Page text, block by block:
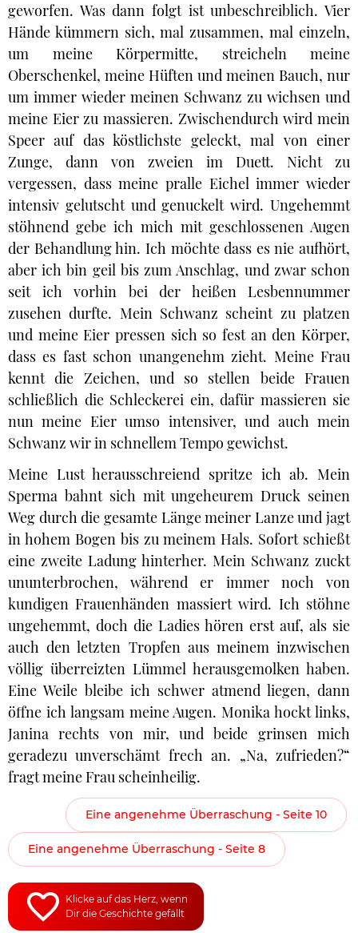
geworfen. Was dann folgt ist unbeschreiblich. Vier
Hände kümmern sich, mal zusammen, mal einzeln,
um meine Körpermitte, streicheln meine
Oberschenkel, meine Hüften und meinen Bauch, nur
um immer wieder meinen Schwanz zu wichsen und
meine Eier zu massieren. Zwischendurch wird mein
Speer auf das köstlichste geleckt, mal von einer
Zunge, dann von zweien im Duett. Nicht zu
vergessen, dass meine pralle Eichel immer wieder
intensiv gelutscht und genuckelt wird. Ungehemmt
stöhnend gebe ich mich mit geschlossenen Augen
der Behandlung hin. Ich möchte dass es nie aufhört,
aber ich bin geil bis zum Anschlag, und zwar schon
seit ich vorhin bei der heißen Lesbennummer
zusehen durfte. Mein Schwanz scheint zu platzen
und meine Eier pressen sich so fest an den Körper,
dass es fast schon unangenehm zieht. Meine Frau
kennt die Zeichen, und so stellen beide Frauen
schließlich die Schleckerei ein, dafür massieren sie
nun meine Eier umso intensiver, und auch mein
Schwanz wir in schnellem Tempo gewichst.
Meine Lust herausschreiend spritze ich ab. Mein
Sperma bahnt sich mit ungeheurem Druck seinen
Weg durch die gesamte Länge meiner Lanze und jagt
in hohem Bogen bis zu meinem Hals. Sofort schießt
eine zweite Ladung hinterher. Mein Schwanz zuckt
ununterbrochen, während er immer noch von
kundigen Frauenhänden massiert wird. Ich stöhne
ungehemmt, doch die Ladies hören erst auf, als sie
auch den letzten Tropfen aus meinem inzwischen
völlig überreizten Lümmel herausgemolken haben.
Eine Weile bleibe ich schwer atmend liegen, dann
öffne ich langsam meine Augen. Monika hockt links,
Janina rechts von mir, und beide grinsen mich
geradezu unverschämt frech an. „Na, zufrieden?“
fragt meine Frau scheinheilig.
Eine angenehme Überraschung - Seite 10
Eine angenehme Überraschung - Seite 8
Klicke auf das Herz, wenn
Dir die Geschichte gefällt